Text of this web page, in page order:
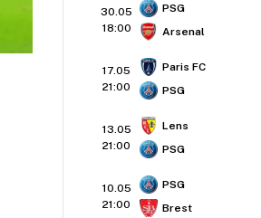
30.05
18:00
PSG
Arsenal
17.05
21:00
Paris FC
PSG
13.05
21:00
Lens
PSG
10.05
21:00
PSG
Brest